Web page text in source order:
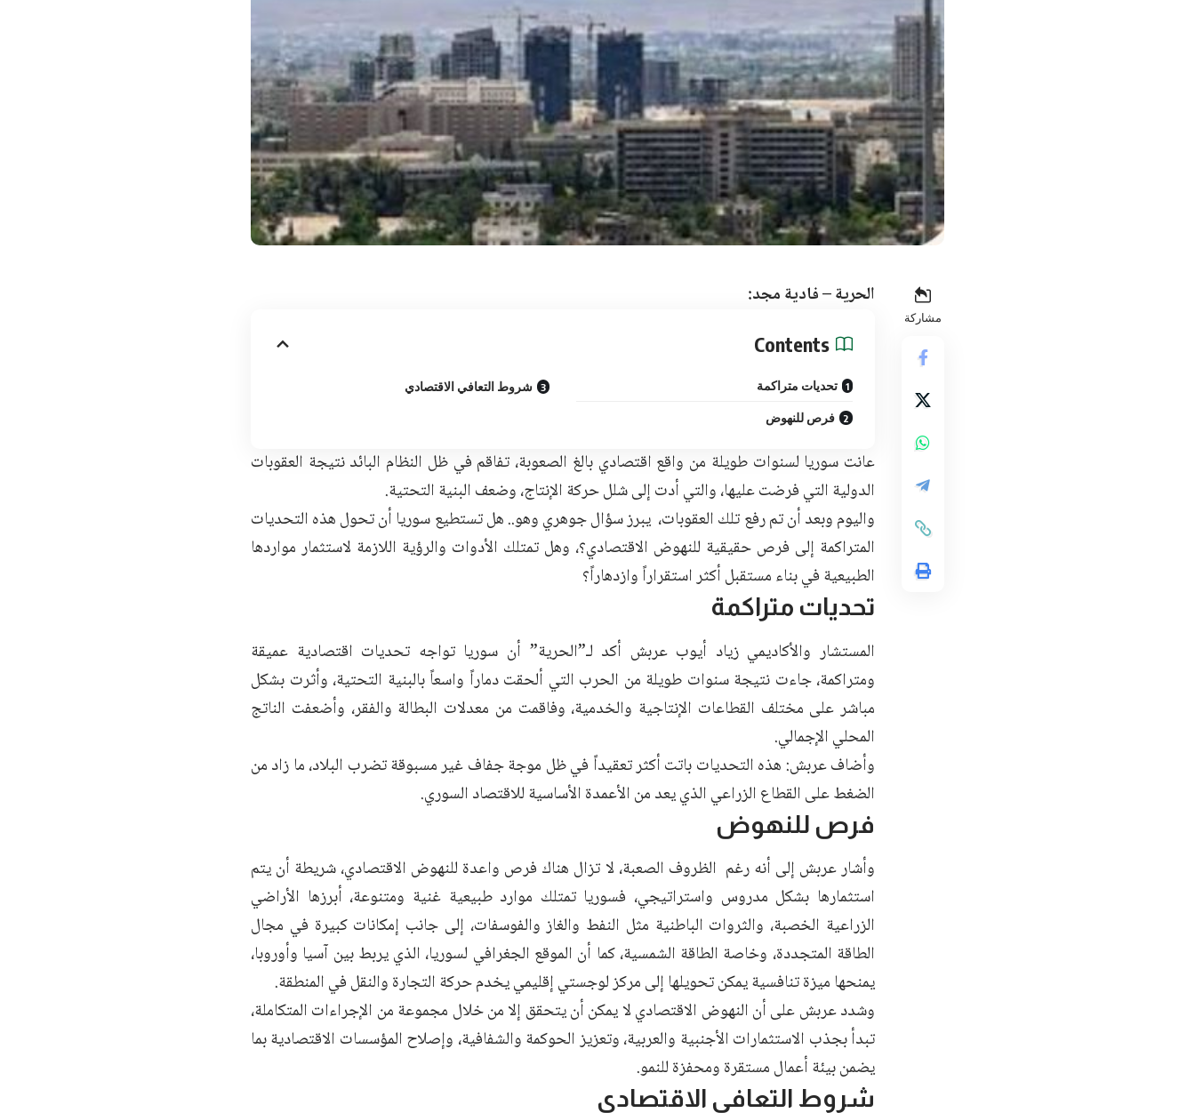
مشاركة
الحرية – فادية مجد:
Contents
تحديات متراكمة
فرص للنهوض
شروط التعافي الاقتصادي
عانت سوريا لسنوات طويلة من واقع اقتصادي بالغ الصعوبة، تفاقم في ظل النظام البائد نتيجة العقوبات
الدولية التي فرضت عليها، والتي أدت إلى شلل حركة الإنتاج، وضعف البنية التحتية.
واليوم وبعد أن تم رفع تلك العقوبات، يبرز سؤال جوهري وهو.. هل تستطيع سوريا أن تحول هذه التحديات
المتراكمة إلى فرص حقيقية للنهوض الاقتصادي؟، وهل تمتلك الأدوات والرؤية اللازمة لاستثمار مواردها
الطبيعية في بناء مستقبل أكثر استقراراً وازدهاراً؟
تحديات متراكمة
المستشار والأكاديمي زياد أيوب عربش أكد لـ”الحرية” أن سوريا تواجه تحديات اقتصادية عميقة
ومتراكمة، جاءت نتيجة سنوات طويلة من الحرب التي ألحقت دماراً واسعاً بالبنية التحتية، وأثرت بشكل
مباشر على مختلف القطاعات الإنتاجية والخدمية، وفاقمت من معدلات البطالة والفقر، وأضعفت الناتج
المحلي الإجمالي.
وأضاف عربش: هذه التحديات باتت أكثر تعقيداً في ظل موجة جفاف غير مسبوقة تضرب البلاد، ما زاد من
الضغط على القطاع الزراعي الذي يعد من الأعمدة الأساسية للاقتصاد السوري.
فرص للنهوض
وأشار عربش إلى أنه رغم الظروف الصعبة، لا تزال هناك فرص واعدة للنهوض الاقتصادي، شريطة أن يتم
استثمارها بشكل مدروس واستراتيجي، فسوريا تمتلك موارد طبيعية غنية ومتنوعة، أبرزها الأراضي
الزراعية الخصبة، والثروات الباطنية مثل النفط والغاز والفوسفات، إلى جانب إمكانات كبيرة في مجال
الطاقة المتجددة، وخاصة الطاقة الشمسية، كما أن الموقع الجغرافي لسوريا، الذي يربط بين آسيا وأوروبا،
يمنحها ميزة تنافسية يمكن تحويلها إلى مركز لوجستي إقليمي يخدم حركة التجارة والنقل في المنطقة.
وشدد عربش على أن النهوض الاقتصادي لا يمكن أن يتحقق إلا من خلال مجموعة من الإجراءات المتكاملة،
تبدأ بجذب الاستثمارات الأجنبية والعربية، وتعزيز الحوكمة والشفافية، وإصلاح المؤسسات الاقتصادية بما
يضمن بيئة أعمال مستقرة ومحفزة للنمو.
شروط التعافي الاقتصادي